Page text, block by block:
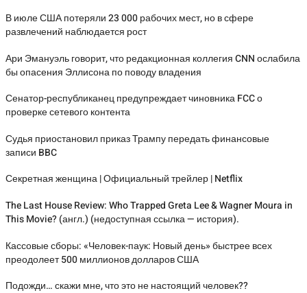
В июле США потеряли 23 000 рабочих мест, но в сфере
развлечений наблюдается рост
Ари Эмануэль говорит, что редакционная коллегия CNN ослабила
бы опасения Эллисона по поводу владения
Сенатор-республиканец предупреждает чиновника FCC о
проверке сетевого контента
Судья приостановил приказ Трампу передать финансовые
записи BBC
Секретная женщина | Официальный трейлер | Netflix
The Last House Review: Who Trapped Greta Lee & Wagner Moura in
This Movie? (англ.) (недоступная ссылка — история).
Кассовые сборы: «Человек-паук: Новый день» быстрее всех
преодолеет 500 миллионов долларов США
Подожди… скажи мне, что это не настоящий человек??